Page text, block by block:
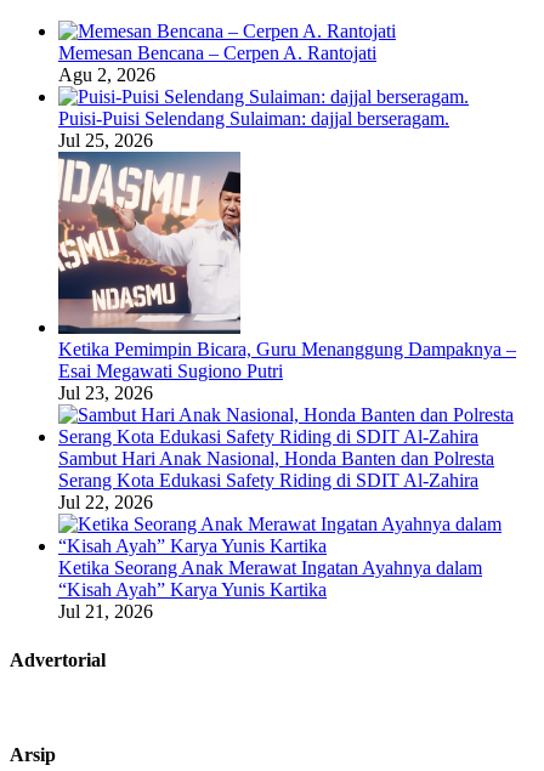
Memesan Bencana – Cerpen A. Rantojati
Agu 2, 2026
Puisi-Puisi Selendang Sulaiman: dajjal berseragam.
Jul 25, 2026
Ketika Pemimpin Bicara, Guru Menanggung Dampaknya –
Esai Megawati Sugiono Putri
Jul 23, 2026
Sambut Hari Anak Nasional, Honda Banten dan Polresta
Serang Kota Edukasi Safety Riding di SDIT Al-Zahira
Jul 22, 2026
Ketika Seorang Anak Merawat Ingatan Ayahnya dalam
“Kisah Ayah” Karya Yunis Kartika
Jul 21, 2026
Advertorial
Arsip